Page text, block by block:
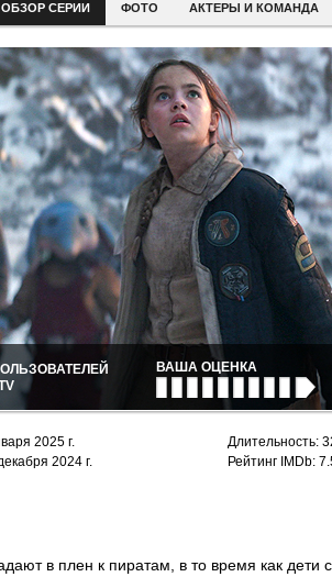
ОБЗОР СЕРИИ ФОТО АКТЕРЫ И КОМАНДА
ВАША ОЦЕНКА
2025 г.
2024 г.
Длительность:
Рейтинг IMDb:
в плен к пиратам, в то время как дети